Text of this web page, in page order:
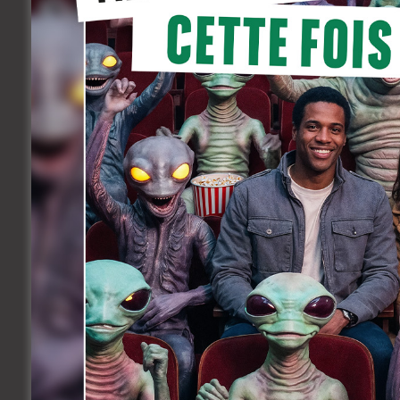
Le film devait sortir à l’origine en août
du studio. Il a finalement été
tournage commencera le 15 septembre
Pour le moment, trois rôles
en dit:
Lester: homme (60 ans ou plus),
Patsy: femme (60 ans ou plus),
Edna: femme (60 ans ou plus),
Alors que Patrick Wilson avait fait ses
Red Door, la direction du sixième film
Slater, notamment connu pour son
The Umbrella Academy, fera ses
Les détails de l’intrigue d’Insidious 6
queThe Red Door était censé conclure
ce nouvel épisode explore une
personnages.